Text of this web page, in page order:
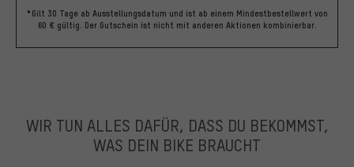
*Gilt 30 Tage ab Ausstellungsdatum und ist ab einem Mindestbestellwert von
60 € gültig. Der Gutschein ist nicht mit anderen Aktionen kombinierbar.
WIR TUN ALLES DAFÜR, DASS DU BEKOMMST,
WAS DEIN BIKE BRAUCHT